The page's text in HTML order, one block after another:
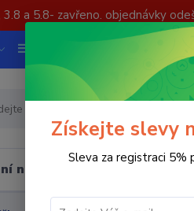
3.8 a 5.8- zavřeno. objednávky
nástrojů Upínací
Získejte slevy
Sleva za registraci 5%